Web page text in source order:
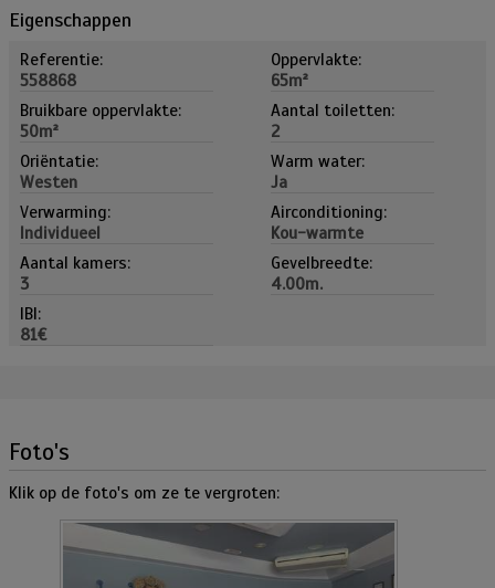
Eigenschappen
Referentie:
558868
Oppervlakte:
65m²
Bruikbare oppervlakte:
50m²
Aantal toiletten:
2
Oriëntatie:
Westen
Warm water:
Ja
Verwarming:
Individueel
Airconditioning:
Kou-warmte
Aantal kamers:
3
Gevelbreedte:
4.00m.
IBI:
81€
Foto's
Klik op de foto's om ze te vergroten: